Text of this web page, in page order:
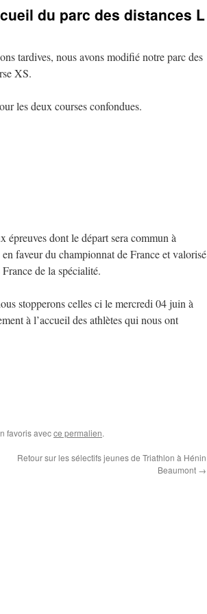
du parc des distances L
tardives, nous avons modifié notre parc des
XS.
les deux courses confondues.
épreuves dont le départ sera commun à
faveur du championnat de France et valorisé
de la spécialité.
stopperons celles ci le mercredi 04 juin à
à l’accueil des athlètes qui nous ont
favoris avecce permalien.
Retour sur les sélectifs jeunes de Triathlon à Hénin
Beaumont →